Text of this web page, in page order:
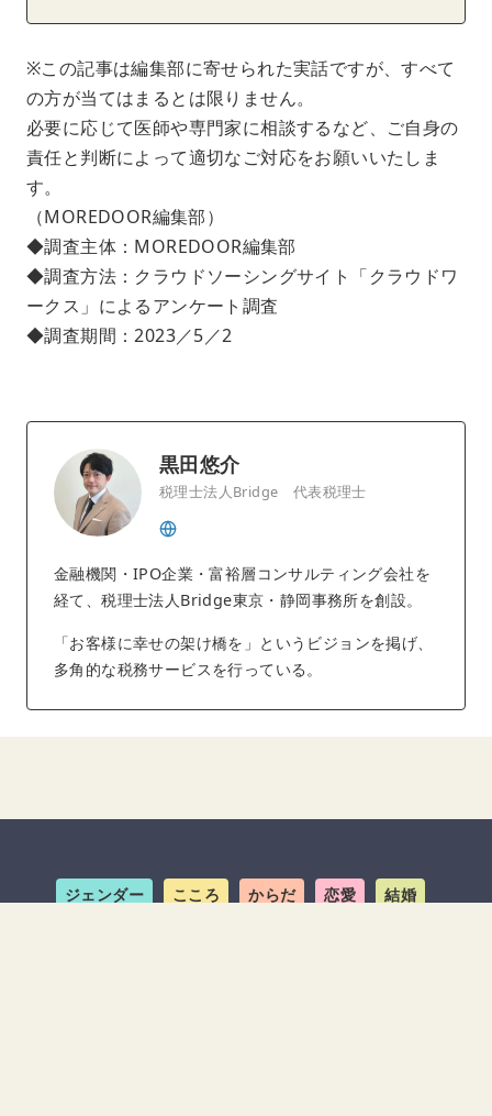
※この記事は編集部に寄せられた実話ですが、すべて
の方が当てはまるとは限りません。
必要に応じて医師や専門家に相談するなど、ご自身の
責任と判断によって適切なご対応をお願いいたしま
す。
（MOREDOOR編集部）
◆調査主体：MOREDOOR編集部
◆調査方法：クラウドソーシングサイト「クラウドワ
ークス」によるアンケート調査
◆調査期間：2023／5／2
黒田悠介
税理士法人Bridge 代表税理士
金融機関・IPO企業・富裕層コンサルティング会社を
経て、税理士法人Bridge東京・静岡事務所を創設。
「お客様に幸せの架け橋を」というビジョンを掲げ、
多角的な税務サービスを行っている。
ジェンダー こころ からだ 恋愛 結婚